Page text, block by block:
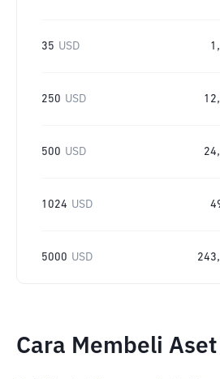
35 USD
250 USD
500 USD
1024 USD
5000 USD
Cara Membeli